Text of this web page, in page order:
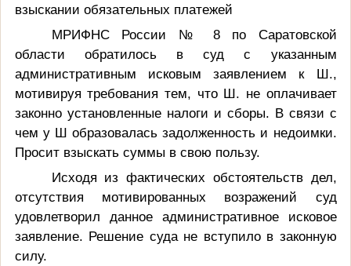
взыскании обязательных платежей
МРИФНС России № 8 по Саратовской
области обратилось в суд с указанным
административным исковым заявлением к Ш.,
мотивируя требования тем, что Ш. не оплачивает
законно установленные налоги и сборы. В связи с
чем у Ш образовалась задолженность и недоимки.
Просит взыскать суммы в свою пользу.
Исходя из фактических обстоятельств дел,
отсутствия мотивированных возражений суд
удовлетворил данное административное исковое
заявление. Решение суда не вступило в законную
силу.